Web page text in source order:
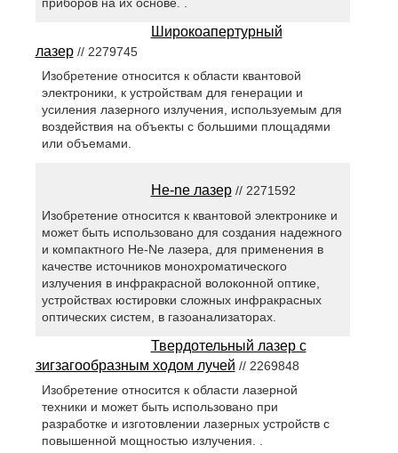
приборов на их основе. .
Широкоапертурный
лазер// 2279745
Изобретение относится к области квантовой
электроники, к устройствам для генерации и
усиления лазерного излучения, используемым для
воздействия на объекты с большими площадями
или объемами.
Не-ne лазер// 2271592
Изобретение относится к квантовой электронике и
может быть использовано для создания надежного
и компактного He-Ne лазера, для применения в
качестве источников монохроматического
излучения в инфракрасной волоконной оптике,
устройствах юстировки сложных инфракрасных
оптических систем, в газоанализаторах.
Твердотельный лазер с
зигзагообразным ходом лучей // 2269848
Изобретение относится к области лазерной
техники и может быть использовано при
разработке и изготовлении лазерных устройств с
повышенной мощностью излучения. .